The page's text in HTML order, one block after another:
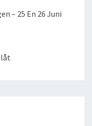
– 25 En 26 Juni